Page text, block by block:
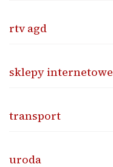
rtv agd
sklepy internetowe
transport
uroda